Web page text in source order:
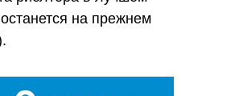
на прежнем
достоверную